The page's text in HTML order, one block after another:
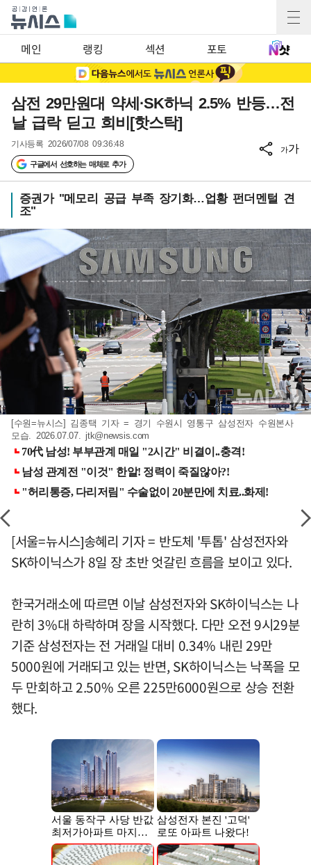
메인 랭킹 섹션 포토
삼전 29만원대 약세·SK하닉 2.5% 반등…전
날 급락 딛고 희비[핫스탁]
기사등록 2026/07/08 09:36:48
구글에서 선호하는 매체로 추가
가가
증권가 "메모리 공급 부족 장기화…업황 펀더멘털 견
조"
[수원=뉴시스] 김종택 기자 = 경기 수원시 영통구 삼성전자 수원본사
모습. 2026.07.07. jtk@newsis.com
[서울=뉴시스]송혜리 기자 = 반도체 '투톱' 삼성전자와
SK하이닉스가 8일 장 초반 엇갈린 흐름을 보이고 있다.
한국거래소에 따르면 이날 삼성전자와 SK하이닉스는 나
란히 3%대 하락하며 장을 시작했다. 다만 오전 9시29분
기준 삼성전자는 전 거래일 대비 0.34% 내린 29만
5000원에 거래되고 있는 반면, SK하이닉스는 낙폭을 모
두 만회하고 2.50% 오른 225만6000원으로 상승 전환
했다.